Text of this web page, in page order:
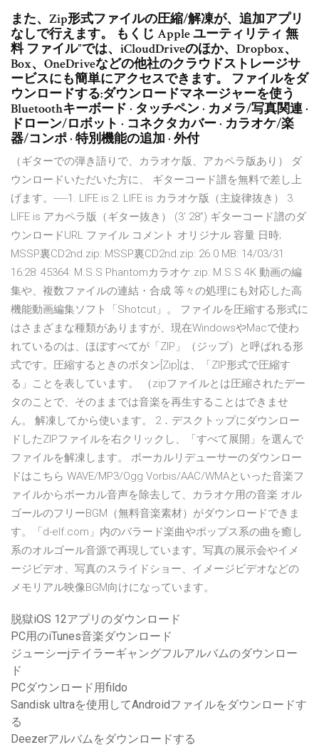
また、Zip形式ファイルの圧縮/解凍が、追加アプリ
なしで行えます。 もくじ Apple ユーティリティ 無
料 ファイル”では、iCloudDriveのほか、Dropbox、
Box、OneDriveなどの他社のクラウドストレージサ
ービスにも簡単にアクセスできます。 ファイルをダ
ウンロードする:ダウンロードマネージャーを使う
Bluetoothキーボード · タッチペン · カメラ/写真関連 ·
ドローン/ロボット · コネクタカバー · カラオケ/楽
器/コンポ · 特別機能の追加 · 外付
（ギターでの弾き語りで、カラオケ版、アカペラ版あり） ダ
ウンロードいただいた方に、 ギターコード譜を無料で差し上
げます。-----1. LIFE is 2. LIFE is カラオケ版（主旋律抜き） 3.
LIFE is アカペラ版（ギター抜き） (3’ 28”) ギターコード譜のダ
ウンロードURL ファイル コメント オリジナル 容量 日時;
MSSP裏CD2nd.zip: MSSP裏CD2nd.zip: 26.0 MB: 14/03/31
16:28: 45364: M.S.S Phantomカラオケ.zip: M.S.S 4K 動画の編
集や、複数ファイルの連結・合成 等々の処理にも対応した高
機能動画編集ソフト「Shotcut」。 ファイルを圧縮する形式に
はさまざまな種類がありますが、現在WindowsやMacで使わ
れているのは、ほぼすべてが「ZIP」（ジップ）と呼ばれる形
式です。圧縮するときのボタン[Zip]は、「ZIP形式で圧縮す
る」ことを表しています。 （zipファイルとは圧縮されたデー
タのことで、そのままでは音楽を再生することはできませ
ん。 解凍してから使います。 2．デスクトップにダウンロー
ドしたZIPファイルを右クリックし、「すべて展開」を選んで
ファイルを解凍します。 ボーカルリデューサーのダウンロー
ドはこちら WAVE/MP3/Ogg Vorbis/AAC/WMAといった音楽フ
ァイルからボーカル音声を除去して、カラオケ用の音楽 オル
ゴールのフリーBGM（無料音楽素材）がダウンロードできま
す。「d-elf.com」内のバラード楽曲やポップス系の曲を癒し
系のオルゴール音源で再現しています。写真の展示会やイメ
ージビデオ、写真のスライドショー、イメージビデオなどの
メモリアル映像BGM向けになっています。
脱獄iOS 12アプリのダウンロード
PC用のiTunes音楽ダウンロード
ジューシーjテイラーギャングフルアルバムのダウンロー
ド
PCダウンロード用fildo
Sandisk ultraを使用してAndroidファイルをダウンロードす
る
Deezerアルバムをダウンロードする